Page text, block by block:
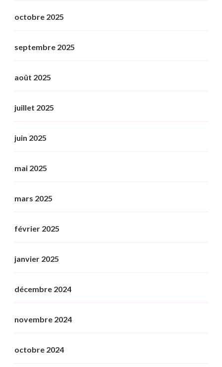
octobre 2025
septembre 2025
août 2025
juillet 2025
juin 2025
mai 2025
mars 2025
février 2025
janvier 2025
décembre 2024
novembre 2024
octobre 2024